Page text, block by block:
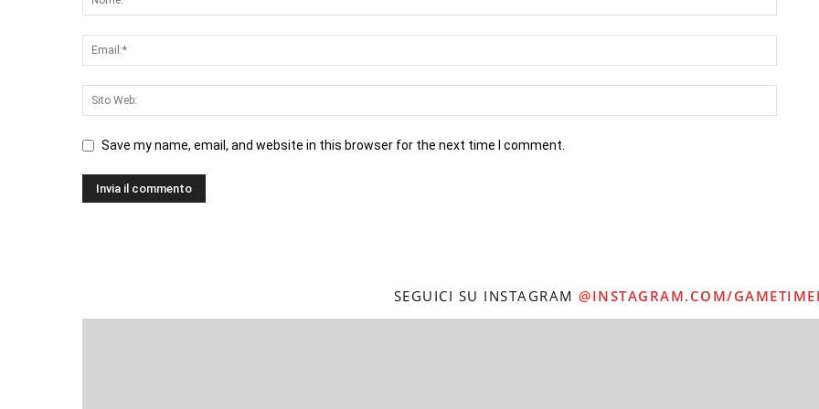
Save my name, email, and website in this browser for the next time I comment.
SEGUICI SU INSTAGRAM @INSTAGRAM.COM/